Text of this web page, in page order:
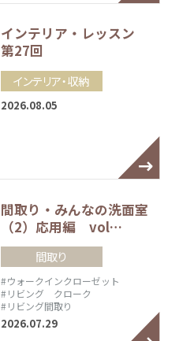
インテリア・レッスン
第27回
インテリア・収納
2026.08.05
間取り・みんなの洗面室
（2）応用編 vol…
間取り
#ウォークインクローゼット
#リビング クローク
#リビング間取り
2026.07.29